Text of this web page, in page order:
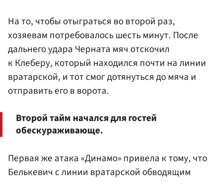
На то, чтобы отыграться во второй раз,
хозяевам потребовалось шесть минут. После
дальнего удара Черната мяч отскочил
к Клеберу, который находился почти на линии
вратарской, и тот смог дотянуться до мяча и
отправить его в ворота.
Второй тайм начался для гостей
обескураживающе.
Первая же атака «Динамо» привела к тому, что
Белькевич с линии вратарской обводящим